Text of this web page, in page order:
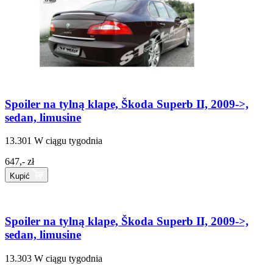
Spoiler na tylną klape, Škoda Superb II, 2009->,
sedan, limusine
13.301 W ciągu tygodnia
647,- zł
Kupić
Spoiler na tylną klape, Škoda Superb II, 2009->,
sedan, limusine
13.303 W ciągu tygodnia